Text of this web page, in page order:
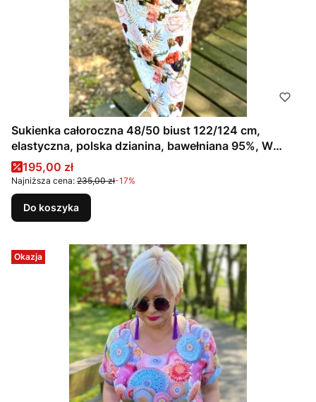
Sukienka całoroczna 48/50 biust 122/124 cm,
elastyczna, polska dzianina, bawełniana 95%, W
Cena promocyjna
195,00 zł
Najniższa cena: 235,00 zł-17%
Do koszyka
Okazja